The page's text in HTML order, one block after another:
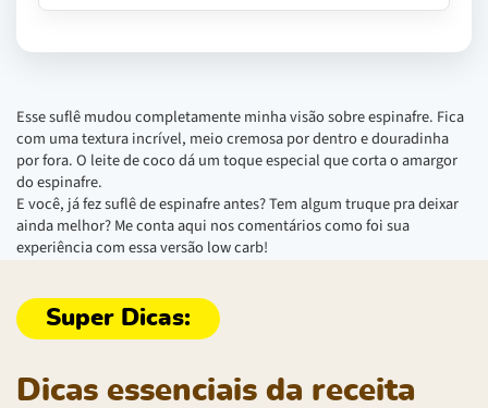
Esse suflê mudou completamente minha visão sobre espinafre. Fica
com uma textura incrível, meio cremosa por dentro e douradinha
por fora. O leite de coco dá um toque especial que corta o amargor
do espinafre.
E você, já fez suflê de espinafre antes? Tem algum truque pra deixar
ainda melhor? Me conta aqui nos comentários como foi sua
experiência com essa versão low carb!
Dicas essenciais da receita